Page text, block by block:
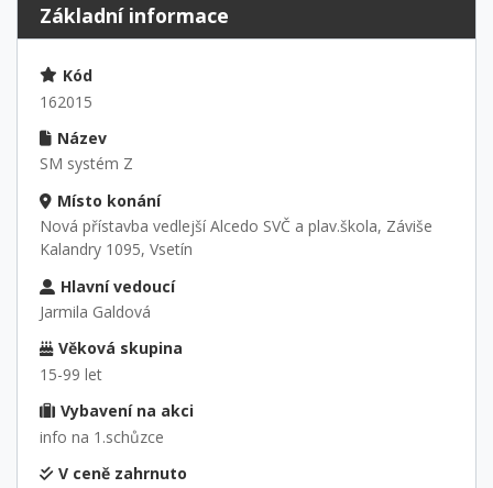
Základní informace
Kód
162015
Název
SM systém Z
Místo konání
Nová přístavba vedlejší Alcedo SVČ a plav.škola, Záviše
Kalandry 1095, Vsetín
Hlavní vedoucí
Jarmila Galdová
Věková skupina
15-99 let
Vybavení na akci
info na 1.schůzce
V ceně zahrnuto